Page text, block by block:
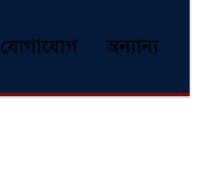
যোগাযোগ অন্যান্য